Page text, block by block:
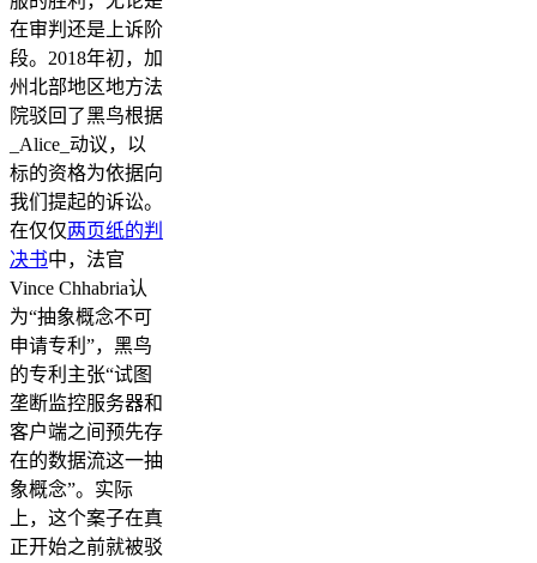
在审判还是上诉阶
段。2018年初，加
州北部地区地方法
院驳回了黑鸟根据
_Alice_动议，以
标的资格为依据向
我们提起的诉讼。
在仅仅两页纸的判
决书中，法官
Vince Chhabria认
为“抽象概念不可
申请专利”，黑鸟
的专利主张“试图
垄断监控服务器和
客户端之间预先存
在的数据流这一抽
象概念”。实际
上，这个案子在真
正开始之前就被驳